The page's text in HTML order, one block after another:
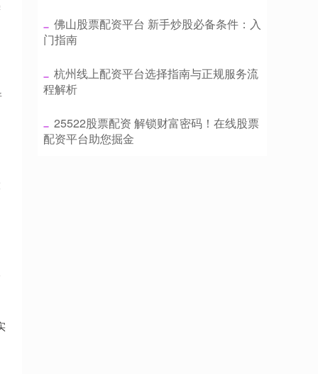
​佛山股票配资平台 新手炒股必备条件：入
门指南
​杭州线上配资平台选择指南与正规服务流
程解析
​25522股票配资 解锁财富密码！在线股票
配资平台助您掘金